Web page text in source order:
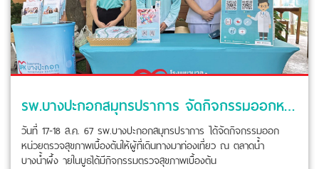
รพ.บางปะกอกสมุทรปราการ จัดกิจกรรมออกหน่วยตรวจสุขภาพเบื้องต้น
วันที่ 17-18 ส.ค. 67 รพ.บางปะกอกสมุทรปราการ ได้จัดกิจกรรมออก
หน่วยตรวจสุขภาพเบื้องต้นให้ผู้ที่เดินทางมาท่องเที่ยว ณ ตลาดน้ำ
บางน้ำผึ้ง ายในบูธได้มีกิจกรรมตรวจสุขภาพเบื้องต้น